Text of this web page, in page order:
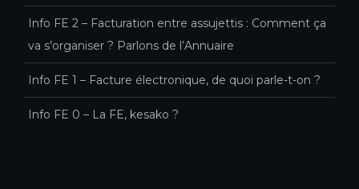
Info FE 2 – Facturation entre assujettis : Comment ça
va s’organiser ? Parlons de l’Annuaire
Info FE 1 – Facture électronique, de quoi parle-t-on ?
Info FE 0 – La FE, kesako ?